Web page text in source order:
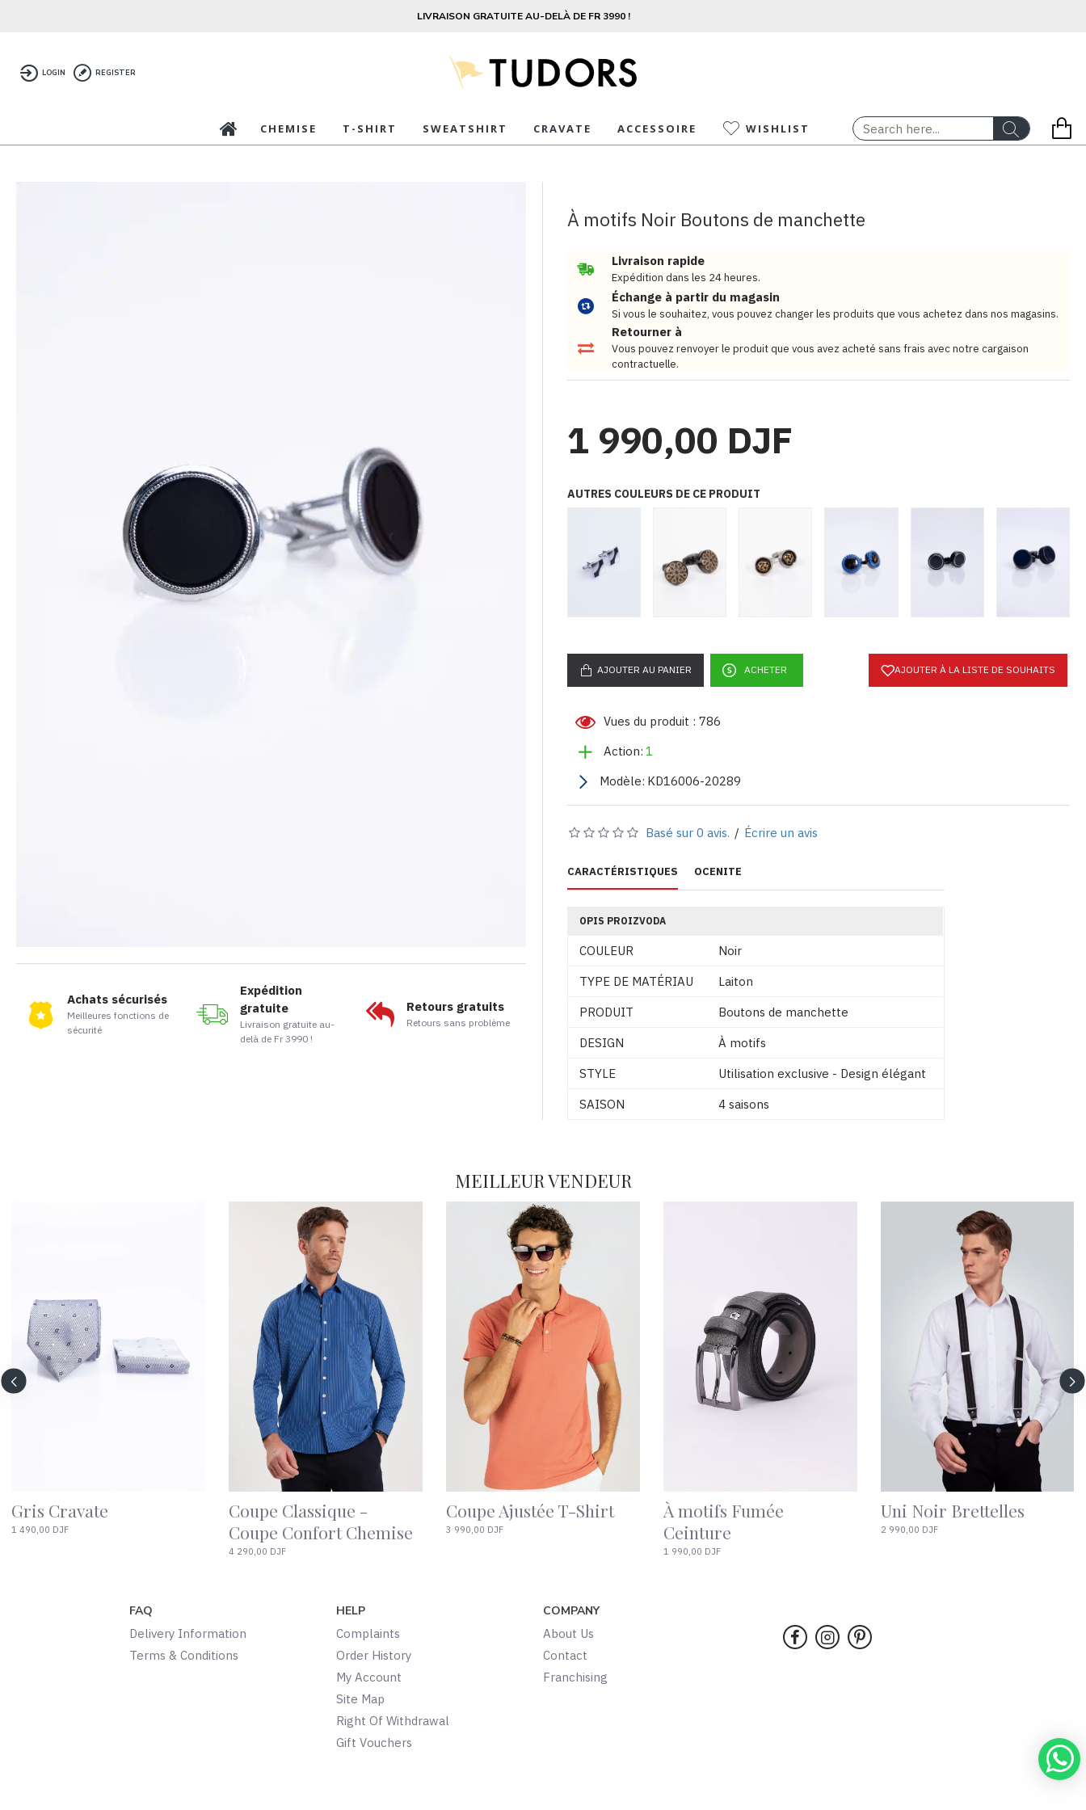
LIVRAISON GRATUITE AU-DELÀ DE FR 3990 !
LOGIN REGISTER
CHEMISE T-SHIRT SWEATSHIRT CRAVATE ACCESSOIRE WISHLIST
Achats sécurisés
Meilleures fonctions de
sécurité
Expédition
gratuite
Livraison gratuite au-
delà de Fr 3990 !
Retours gratuits
Retours sans problème
À motifs Noir Boutons de manchette
Livraison rapide
Expédition dans les 24 heures.
Échange à partir du magasin
Si vous le souhaitez, vous pouvez changer les produits que vous achetez dans nos magasins.
Retourner à
Vous pouvez renvoyer le produit que vous avez acheté sans frais avec notre cargaison
contractuelle.
Action: 1
Modèle: KD16006-20289
Vues du produit : 786
Basé sur 0 avis. / Écrire un avis
1 990,00 DJF
AJOUTER AU PANIER ACHETER AJOUTER À LA LISTE DE SOUHAITS
AUTRES COULEURS DE CE PRODUIT
CARACTÉRISTIQUES OCENITE
OPIS PROIZVODA
COULEUR
Noir
TYPE DE MATÉRIAU
Laiton
PRODUIT
Boutons de manchette
DESIGN
À motifs
STYLE
Utilisation exclusive - Design élégant
SAISON
4 saisons
MEILLEUR VENDEUR
Coupe Ajustée T-Shirt
3 990,00 DJF
À motifs Fumée
Ceinture
1 990,00 DJF
Uni Noir Brettelles
2 990,00 DJF
Uni marron Brettelles
2 990,00 DJF
Uni Bleu marine
Brettelles
FAQ
Delivery Information
Terms & Conditions
HELP
Complaints
Order History
My Account
Site Map
Right Of Withdrawal
Gift Vouchers
COMPANY
About Us
Contact
Franchising